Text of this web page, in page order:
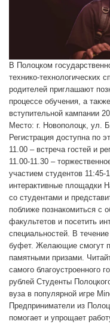
В Полоцком
технико-технологических
родителей приглашают
процессе обучения, а
вступительной кампании
Место: г. Новополоцк, ул.
Регистрация доступна по
11.00 – встреча гостей и
11.00-11.30 –
участием студентов 11:45-
интерактивные площадки
со студентами и
поближе познакомиться с
факультетов и посетить
специальностей. В
буфет. Желающие смогут
памятными призами.
самого благоустроенного
рублей Студенты
вуза в популярной игре
Предприниматели из
помогает и упрощает